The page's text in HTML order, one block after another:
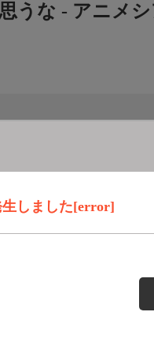
しました[error]
うな - アニメシ
料)のご契約が必要となります。
り勇者パーティに選ばれて